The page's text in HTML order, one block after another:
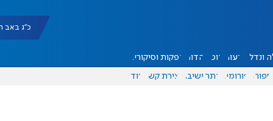
כ"ג באב תשפ"ו
ונדל"ן דעות אוכל יהדות הפקות וסיקורים
ספורט פורומים אתר ישיבה יצירת קשר עוד